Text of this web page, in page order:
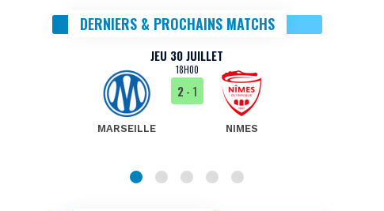
DERNIERS & PROCHAINS MATCHS
JEU 30 JUILLET
18H00
MARSEILLE
2- 1
NIMES